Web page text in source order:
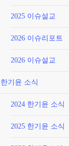
2025 이슈설교
2026 이슈리포트
2026 이슈설교
한기윤 소식
2024 한기윤 소식
2025 한기윤 소식